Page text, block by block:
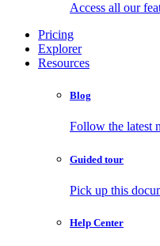
Access all our
Pricing
Explorer
Resources
Blog
Follow the latest
Guided tour
Pick up this
Help Center